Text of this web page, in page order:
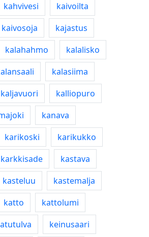
kahvivesi
kaivoilta
kaivosoja
kajastus
kalahahmo
kalalisko
kalasiima
kaljavuori
kalliopuro
kanava
karikoski
karikukko
karkkisade
kastava
kasteluu
kastemalja
katto
kattolumi
keinusaari